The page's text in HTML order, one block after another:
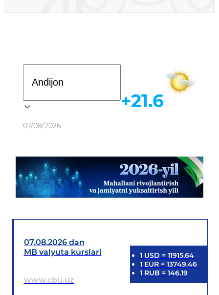
Ob-havo
07/08/2026
+21.6
07.08.2026 dan
MB valyuta kurslari
www.cbu.uz
1 USD = 11915.64
1 EUR= 13749.46
1 RUB = 146.19